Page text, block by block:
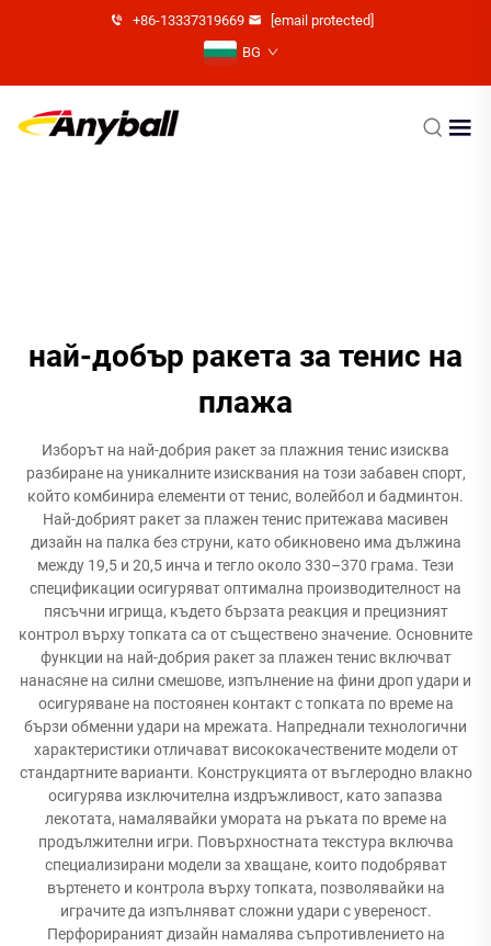
+86-13337319669
[email protected]
BG
най-добър ракета за тенис на
плажа
Изборът на най-добрия ракет за плажния тенис изисква
разбиране на уникалните изисквания на този забавен спорт,
който комбинира елементи от тенис, волейбол и бадминтон.
Най-добрият ракет за плажен тенис притежава масивен
дизайн на палка без струни, като обикновено има дължина
между 19,5 и 20,5 инча и тегло около 330–370 грама. Тези
спецификации осигуряват оптимална производителност на
пясъчни игрища, където бързата реакция и прецизният
контрол върху топката са от съществено значение. Основните
функции на най-добрия ракет за плажен тенис включват
нанасяне на силни смешове, изпълнение на фини дроп удари и
осигуряване на постоянен контакт с топката по време на
бързи обменни удари на мрежата. Напреднали технологични
характеристики отличават висококачествените модели от
стандартните варианти. Конструкцията от въглеродно влакно
осигурява изключителна издръжливост, като запазва
лекотата, намалявайки умората на ръката по време на
продължителни игри. Повърхностната текстура включва
специализирани модели за хващане, които подобряват
въртенето и контрола върху топката, позволявайки на
играчите да изпълняват сложни удари с увереност.
Перфорираният дизайн намалява съпротивлението на